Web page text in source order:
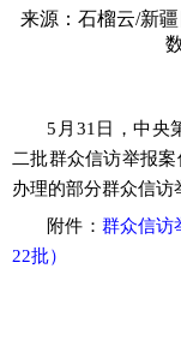
来源：石榴云/新
5月31日，中央
二批群众信访举报
办理的部分群众信访
附件： 群众信访
22批）